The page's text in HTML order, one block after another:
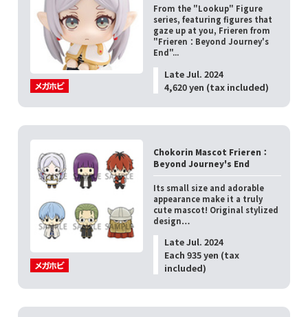
From the "Lookup" Figure
series, featuring figures that
gaze up at you, Frieren from
"Frieren：Beyond Journey's
End"...
Late Jul. 2024
4,620 yen (tax included)
Chokorin Mascot Frieren：
Beyond Journey's End
Its small size and adorable
appearance make it a truly
cute mascot! Original stylized
design…
Late Jul. 2024
Each 935 yen (tax
included)